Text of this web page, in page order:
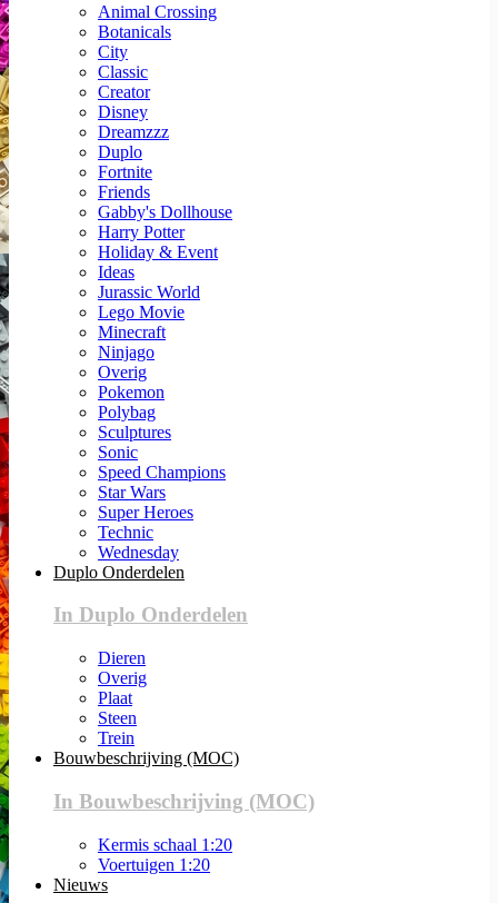
Animal Crossing
Botanicals
City
Classic
Creator
Disney
Dreamzzz
Duplo
Fortnite
Friends
Gabby's Dollhouse
Harry Potter
Holiday & Event
Ideas
Jurassic World
Lego Movie
Minecraft
Ninjago
Overig
Pokemon
Polybag
Sculptures
Sonic
Speed Champions
Star Wars
Super Heroes
Technic
Wednesday
Duplo Onderdelen
In Duplo Onderdelen
Dieren
Overig
Plaat
Steen
Trein
Bouwbeschrijving (MOC)
In Bouwbeschrijving (MOC)
Kermis schaal 1:20
Voertuigen 1:20
Nieuws